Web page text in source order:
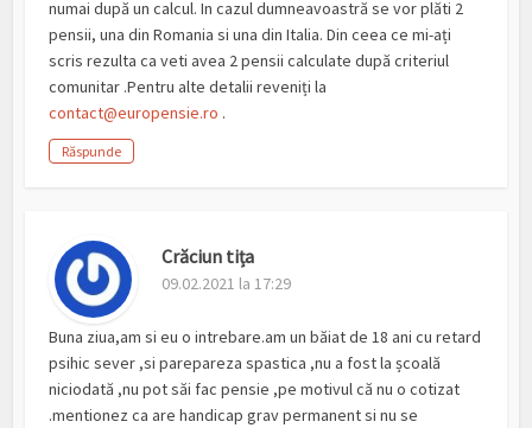
numai după un calcul. In cazul dumneavoastră se vor plăti 2
pensii, una din Romania si una din Italia. Din ceea ce mi-ați
scris rezulta ca veti avea 2 pensii calculate după criteriul
comunitar .Pentru alte detalii reveniți la
contact@europensie.ro .
Răspunde
Crăciun tița
09.02.2021 la 17:29
Buna ziua,am si eu o intrebare.am un băiat de 18 ani cu retard
psihic sever ,si parepareza spastica ,nu a fost la școală
niciodată ,nu pot săi fac pensie ,pe motivul că nu o cotizat
.mentionez ca are handicap grav permanent si nu se